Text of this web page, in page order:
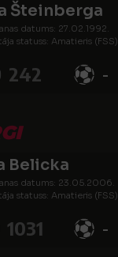
Šteinberga
datums: 27.02.1992.
statuss: Amatieris (FSS)
242 -
Belicka
datums: 23.05.2006.
statuss: Amatieris (FSS)
1031 -